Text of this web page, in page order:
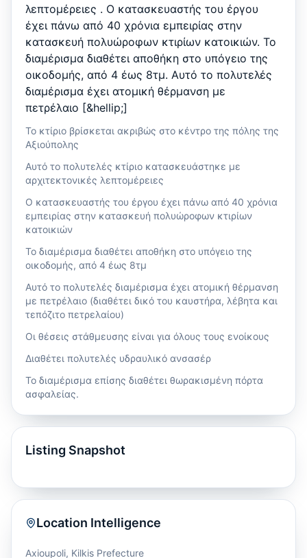
λεπτομέρειες . Ο κατασκευαστής του έργου
έχει πάνω από 40 χρόνια εμπειρίας στην
κατασκευή πολυώροφων κτιρίων κατοικιών. Το
διαμέρισμα διαθέτει αποθήκη στο υπόγειο της
οικοδομής, από 4 έως 8τμ. Αυτό το πολυτελές
διαμέρισμα έχει ατομική θέρμανση με
πετρέλαιο [&hellip;]
Το κτίριο βρίσκεται ακριβώς στο κέντρο της πόλης της
Αξιούπολης
Αυτό το πολυτελές κτίριο κατασκευάστηκε με
αρχιτεκτονικές λεπτομέρειες
Ο κατασκευαστής του έργου έχει πάνω από 40 χρόνια
εμπειρίας στην κατασκευή πολυώροφων κτιρίων
κατοικιών
Το διαμέρισμα διαθέτει αποθήκη στο υπόγειο της
οικοδομής, από 4 έως 8τμ
Αυτό το πολυτελές διαμέρισμα έχει ατομική θέρμανση
με πετρέλαιο (διαθέτει δικό του καυστήρα, λέβητα και
τεπόζιτο πετρελαίου)
Οι θέσεις στάθμευσης είναι για όλους τους ενοίκους
Διαθέτει πολυτελές υδραυλικό ανσασέρ
Το διαμέρισμα επίσης διαθέτει θωρακισμένη πόρτα
ασφαλείας.
Listing Snapshot
Location Intelligence
Axioupoli, Kilkis Prefecture